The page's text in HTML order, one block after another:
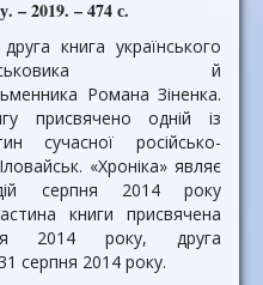
– 2019. – 474 с.
книга українського
й
Романа Зіненка.
присвячено одній із
сучасної російсько-
«Хроніка» являє
серпня 2014 року
книги присвячена
2014 року, друга
серпня 2014 року.